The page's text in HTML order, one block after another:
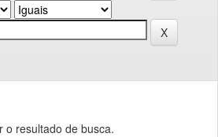
o resultado de busca.